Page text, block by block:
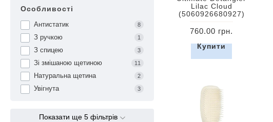
Особливості
Антистатик 8
З ручкою 1
З спицею 3
Зі змішаною щетиною 11
Натуральна щетина 2
Увігнута 3
Показати ще 5 фільтрів
Lilac Cloud
(5060926680927)
760.00 грн.
Купити